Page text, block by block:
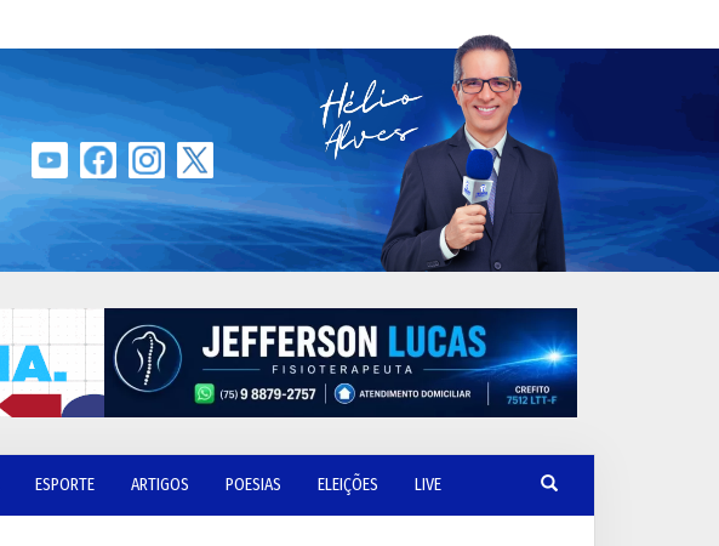
ESPORTE ARTIGOS POESIAS ELEIÇÕES LIVE